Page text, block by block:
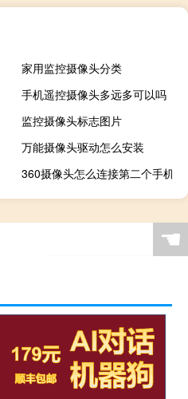
家用监控摄像头分类
手机遥控摄像头多远多可以吗
监控摄像头标志图片
万能摄像头驱动怎么安装
360摄像头怎么连接第二个手机
☚